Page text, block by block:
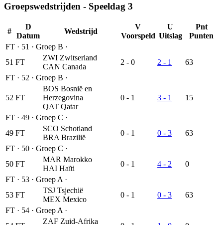
Groepswedstrijden - Speeldag 3
#
D
Datum
Wedstrijd
V
Voorspeld
U
Uitslag
Pnt
Punten
FT · 51 · Groep B ·
51 FT
ZWI Zwitserland
CAN Canada
2 - 0 2 - 1
63
FT · 52 · Groep B ·
52 FT
BOS Bosnië en
Herzegovina
QAT Qatar
0 - 1 3 - 1 15
FT · 49 · Groep C ·
49 FT
SCO Schotland
BRA Brazilië
0 - 1 0 - 3
63
FT · 50 · Groep C ·
50 FT
MAR Marokko
HAI Haïti
0 - 1 4 - 2
0
FT · 53 · Groep A ·
53 FT
TSJ Tsjechië
MEX Mexico
0 - 1 0 - 3
63
FT · 54 · Groep A ·
ZAF Zuid-Afrika